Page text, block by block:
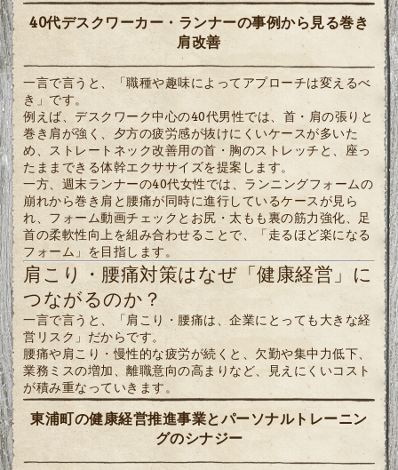
40代デスクワーカー・ランナーの事例から見る巻き
肩改善
一言で言うと、「職種や趣味によってアプローチは変えるべ
き」です。
例えば、デスクワーク中心の40代男性では、首・肩の張りと
巻き肩が強く、夕方の疲労感が抜けにくいケースが多いた
め、ストレートネック改善用の首・胸のストレッチと、座っ
たままできる体幹エクササイズを提案します。
一方、週末ランナーの40代女性では、ランニングフォームの
崩れから巻き肩と腰痛が同時に進行しているケースが見ら
れ、フォーム動画チェックとお尻・太もも裏の筋力強化、足
首の柔軟性向上を組み合わせることで、「走るほど楽になる
フォーム」を目指します。
肩こり・腰痛対策はなぜ「健康経営」に
つながるのか？
一言で言うと、「肩こり・腰痛は、企業にとっても大きな経
営リスク」だからです。
腰痛や肩こり・慢性的な疲労が続くと、欠勤や集中力低下、
業務ミスの増加、離職意向の高まりなど、見えにくいコスト
が積み重なっていきます。
東浦町の健康経営推進事業とパーソナルトレーニン
グのシナジー